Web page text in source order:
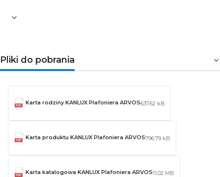
Pliki do pobrania
Karta rodziny KANLUX Plafoniera ARVOS637.62 kB
Karta produktu KANLUX Plafoniera ARVOS796.79 kB
Karta katalogowa KANLUX Plafoniera ARVOS11.02 MB